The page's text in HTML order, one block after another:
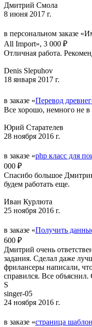
Дмитрий Смола
8 июня 2017 г.
в персональном заказе
All Import», 3 000 ₽
Отличная работа.
Denis Slepuhov
18 января 2017 г.
в заказе «Перевод
Все хорошо, немного не в
Юрий Старателев
28 ноября 2016 г.
в заказе «php класс для
000 ₽
Спасибо большое
будем работать еще.
Иван Курлюта
25 ноября 2016 г.
в заказе «Получить
600 ₽
Дмитрий очень
задания. Сделал даже
фрилансеры написали,
справился. Все
S
singer-05
24 ноября 2016 г.
в заказе «страница